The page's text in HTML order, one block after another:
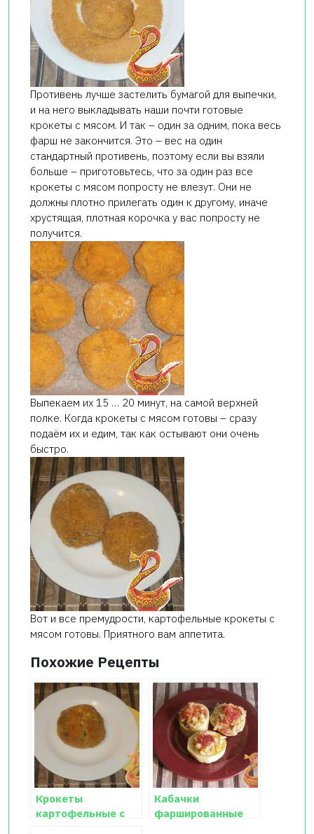
Противень лучше застелить бумагой для выпечки,
и на него выкладывать наши почти готовые
крокеты с мясом. И так – один за одним, пока весь
фарш не закончится. Это – вес на один
стандартный противень, поэтому если вы взяли
больше – приготовьтесь, что за один раз все
крокеты с мясом попросту не влезут. Они не
должны плотно прилегать один к другому, иначе
хрустящая, плотная корочка у вас попросту не
получится.
Выпекаем их 15 … 20 минут, на самой верхней
полке. Когда крокеты с мясом готовы – сразу
подаём их и едим, так как остывают они очень
быстро.
Вот и все премудрости, картофельные крокеты с
мясом готовы. Приятного вам аппетита.
Похожие Рецепты
Крокеты
картофельные с
Кабачки
фаршированные